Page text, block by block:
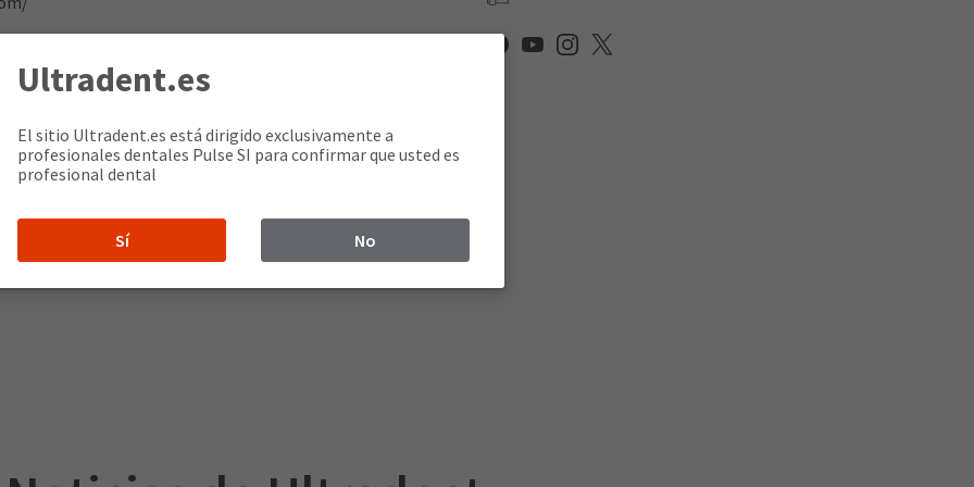
Ultradent.es
El sitio Ultradent.es está dirigido exclusivamente a
profesionales dentales Pulse SI para confirmar que usted es
profesional dental
Sí No